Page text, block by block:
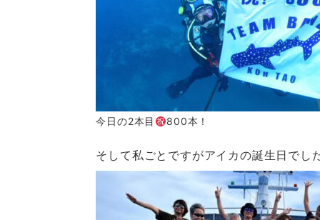
今日の2本目 800本！
そして私ごとですがアイカの誕生日でし